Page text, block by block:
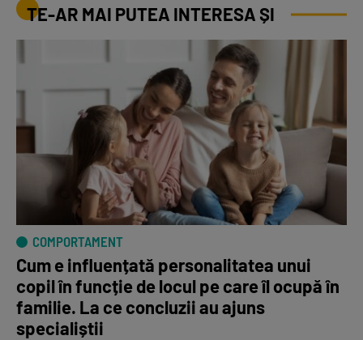
TE-AR MAI PUTEA INTERESA ȘI
COMPORTAMENT
Cum e influențată personalitatea unui
copil în funcție de locul pe care îl ocupă în
familie. La ce concluzii au ajuns
specialiștii